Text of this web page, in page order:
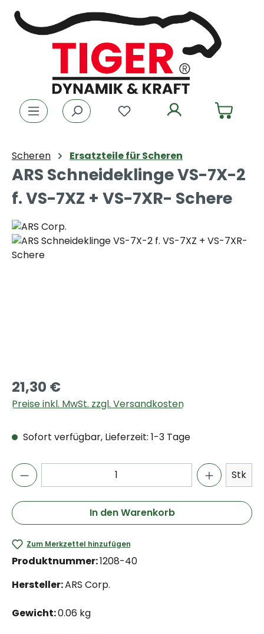
Zum Hauptinhalt springen
Du hast 0 Produkte auf
Scheren Ersatzteile für Scheren
ARS Schneideklinge VS-7X-2
f. VS-7XZ + VS-7XR- Schere
Bildergalerie überspringen
21,30 €
Preise inkl. MwSt. zzgl. Versandkosten
Sofort verfügbar, Lieferzeit: 1-3 Tage
Stk
In den Warenkorb
Zum Merkzettel hinzufügen
Produktnummer:1208-40
Hersteller:ARS Corp.
Gewicht:0.06 kg